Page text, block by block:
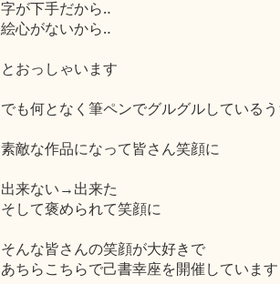
字が下手だから‥
絵心がないから‥
とおっしゃいます
でも何となく筆ペンでグルグルしている
素敵な作品になって皆さん笑顔に
出来ない→出来た
そして褒められて笑顔に
そんな皆さんの笑顔が大好きで
あちらこちらで己書幸座を開催しています